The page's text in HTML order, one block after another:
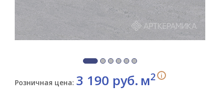
Розничная цена: 3 190 руб. м2 i